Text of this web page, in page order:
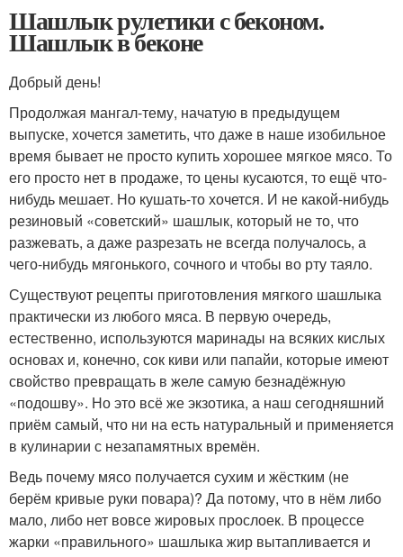
Шашлык рулетики с беконом.
Шашлык в беконе
Добрый день!
Продолжая мангал-тему, начатую в предыдущем
выпуске, хочется заметить, что даже в наше изобильное
время бывает не просто купить хорошее мягкое мясо. То
его просто нет в продаже, то цены кусаются, то ещё что-
нибудь мешает. Но кушать-то хочется. И не какой-нибудь
резиновый «советский» шашлык, который не то, что
разжевать, а даже разрезать не всегда получалось, а
чего-нибудь мягонького, сочного и чтобы во рту таяло.
Существуют рецепты приготовления мягкого шашлыка
практически из любого мяса. В первую очередь,
естественно, используются маринады на всяких кислых
основах и, конечно, сок киви или папайи, которые имеют
свойство превращать в желе самую безнадёжную
«подошву». Но это всё же экзотика, а наш сегодняшний
приём самый, что ни на есть натуральный и применяется
в кулинарии с незапамятных времён.
Ведь почему мясо получается сухим и жёстким (не
берём кривые руки повара)? Да потому, что в нём либо
мало, либо нет вовсе жировых прослоек. В процессе
жарки «правильного» шашлыка жир вытапливается и